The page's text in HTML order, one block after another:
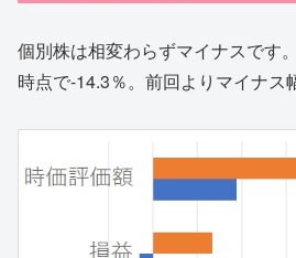
個別株は相変わらずマイナスです
時点で-14.3％。前回よりマイナス